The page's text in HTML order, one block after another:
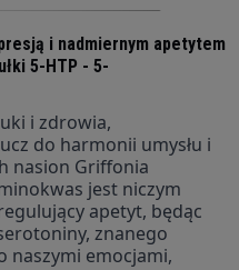
i nadmiernym apetytem
5-HTP - 5-
i zdrowia,
do harmonii umysłu i
nasion Griffonia
jest niczym
apetyt, będąc
znanego
naszymi emocjami,